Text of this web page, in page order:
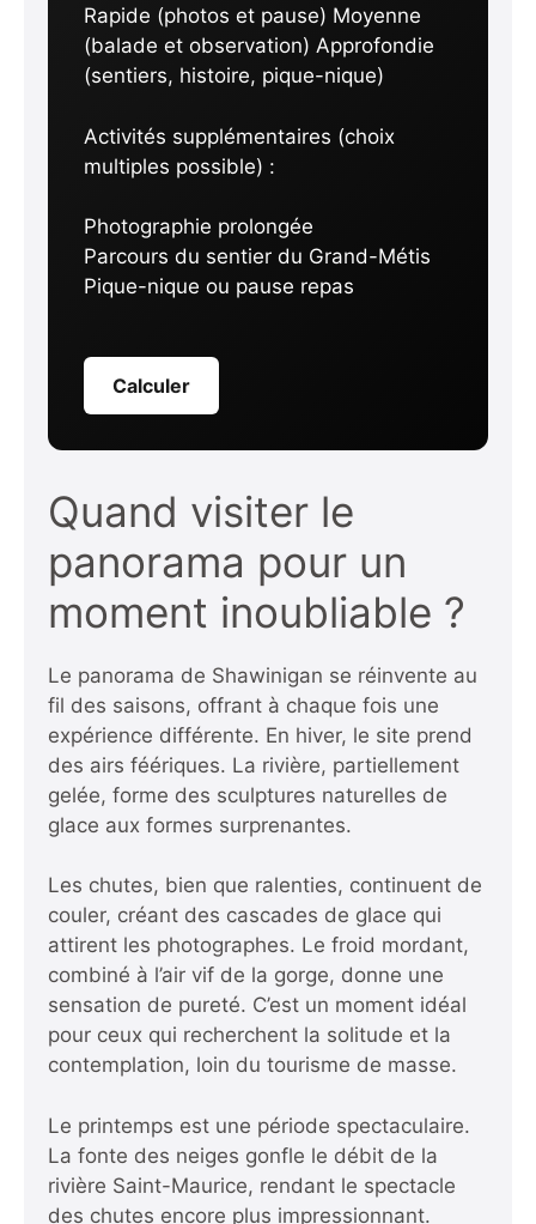
Rapide (photos et pause) Moyenne
(balade et observation) Approfondie
(sentiers, histoire, pique-nique)
Activités supplémentaires (choix
multiples possible) :
Photographie prolongée
Parcours du sentier du Grand-Métis
Pique-nique ou pause repas
Calculer
Quand visiter le
panorama pour un
moment inoubliable ?
Le panorama de Shawinigan se réinvente au
fil des saisons, offrant à chaque fois une
expérience différente. En hiver, le site prend
des airs féériques. La rivière, partiellement
gelée, forme des sculptures naturelles de
glace aux formes surprenantes.
Les chutes, bien que ralenties, continuent de
couler, créant des cascades de glace qui
attirent les photographes. Le froid mordant,
combiné à l’air vif de la gorge, donne une
sensation de pureté. C’est un moment idéal
pour ceux qui recherchent la solitude et la
contemplation, loin du tourisme de masse.
Le printemps est une période spectaculaire.
La fonte des neiges gonfle le débit de la
rivière Saint-Maurice, rendant le spectacle
des chutes encore plus impressionnant.